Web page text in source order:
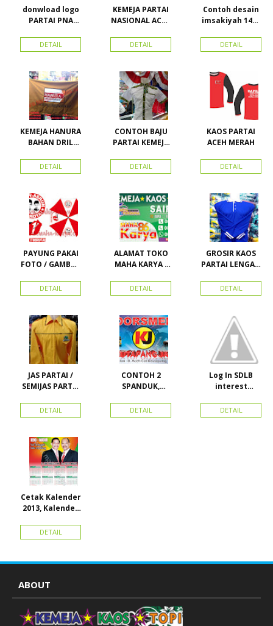
donwload logo
PARTAI PNA
nasional aceh)
Vector
DETAIL
KEMEJA PARTAI
NASIONAL ACEH
PKPI, dan
Kemeja
DETAIL
Contoh desain
imsakiyah 1434
cetak
imsakiyah di
Karya Online
Advertising
Pasar Senen
DETAIL
KEMEJA HANURA
BAHAN DRIL
HANURA
DETAIL
CONTOH BAJU
PARTAI KEMEJA
SEMUA ATRIBUT
PARTAI
DETAIL
KAOS PARTAI
ACEH MERAH
DETAIL
PAYUNG PAKAI
FOTO / GAMBAR
KAMPANYE,
PARTAI DAN
DETAIL
ALAMAT TOKO
MAHA KARYA /
PERDANA 411
DETAIL
GROSIR KAOS
PARTAI LENGAN
MURAH
LACOSTE SEMUA
STOK
DETAIL
JAS PARTAI /
SEMIJAS PARTAI
DETAIL
CONTOH 2
SPANDUK,
KARTU NAMA
DETAIL
Log In SDLB
interest
DETAIL
Cetak Kalender
2013, Kalender
2015 dan
atribut partai
DETAIL
ABOUT